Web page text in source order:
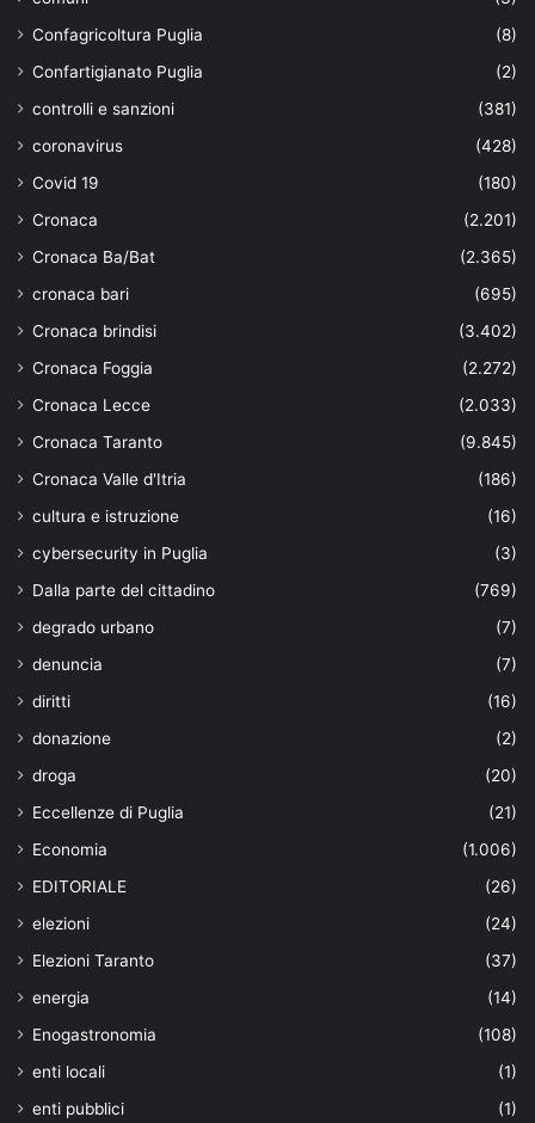
Confagricoltura Puglia
(8)
Confartigianato Puglia
(2)
controlli e sanzioni
(381)
coronavirus
(428)
Covid 19
(180)
Cronaca
(2.201)
Cronaca Ba/Bat
(2.365)
cronaca bari
(695)
Cronaca brindisi
(3.402)
Cronaca Foggia
(2.272)
Cronaca Lecce
(2.033)
Cronaca Taranto
(9.845)
Cronaca Valle d'Itria
(186)
cultura e istruzione
(16)
cybersecurity in Puglia
(3)
Dalla parte del cittadino
(769)
degrado urbano
(7)
denuncia
(7)
diritti
(16)
donazione
(2)
droga
(20)
Eccellenze di Puglia
(21)
Economia
(1.006)
EDITORIALE
(26)
elezioni
(24)
Elezioni Taranto
(37)
energia
(14)
Enogastronomia
(108)
enti locali
(1)
enti pubblici
(1)